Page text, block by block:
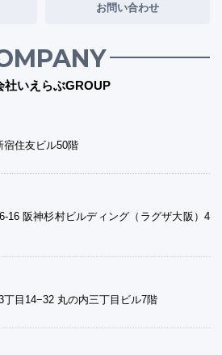
お問い合わせ
社いえらぶGROUP
宿住友ビル50階
16 阪神杉村ビルディング（ラグザ大阪）4
目14−32 丸の内三丁目ビル7階